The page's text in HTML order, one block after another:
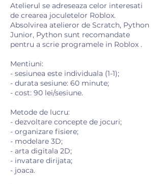
Atelierul se adreseaza celor interesati
de crearea joculetelor Roblox.
Absolvirea atelieror de Scratch, Python
Junior, Python sunt recomandate
pentru a scrie programele in Roblox .
Mentiuni:
- sesiunea este individuala (1-1);
- durata sesiune: 60 minute;
- cost: 90 lei/sesiune.
Metode de lucru:
- dezvoltare concepte de jocuri;
- organizare fisiere;
- modelare 3D;
- arta digitala 2D;
- invatare dirijata;
- joaca.